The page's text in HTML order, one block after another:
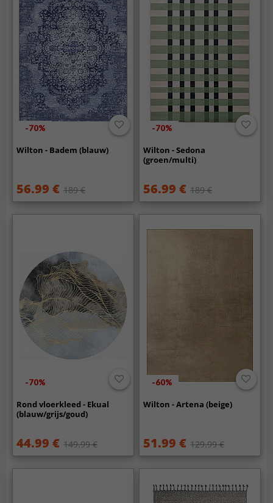
-70%
Wilton - Badem (blauw)
56.99 € 189 €
-70%
Wilton - Sedona
(groen/multi)
56.99 € 189 €
-70%
Rond vloerkleed - Ekual
(blauw/grijs/goud)
44.99 € 149.99 €
-60%
Wilton - Artena (beige)
51.99 € 129.99 €